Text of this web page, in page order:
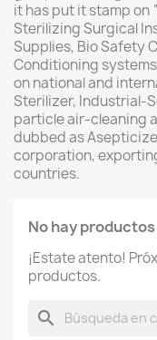
it has put it stamp
Sterilizing Surgical
Supplies, Bio Safety
Conditioning
on national and
Sterilizer, Industrial-
particle air-cleaning
dubbed as
corporation,
countries.
No hay
¡Estate atento!
productos.
search